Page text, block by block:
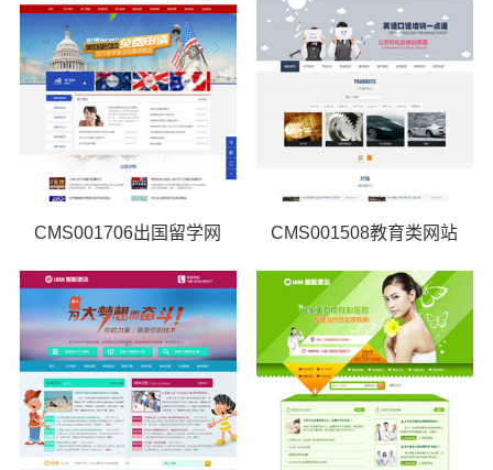
CMS001706出国留学网 CMS001508教育类网站